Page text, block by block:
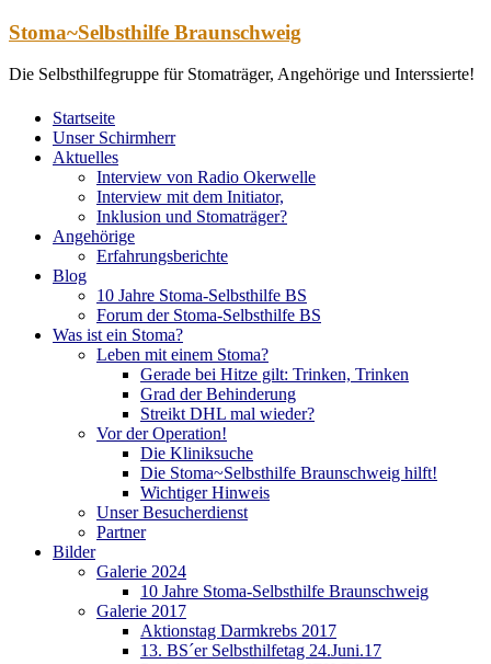
Zum
springen
Stoma~Selbsthilfe Braunschweig
Die Selbsthilfegruppe für Stomaträger, Angehörige und Interssierte!
Startseite
Unser Schirmherr
Aktuelles
Interview von Radio Okerwelle
Interview mit dem Initiator,
Inklusion und Stomaträger?
Angehörige
Erfahrungsberichte
Blog
10 Jahre Stoma-Selbsthilfe BS
Forum der Stoma-Selbsthilfe BS
Was ist ein Stoma?
Leben mit einem Stoma?
Gerade bei Hitze gilt: Trinken, Trinken
Grad der Behinderung
Streikt DHL mal wieder?
Vor der Operation!
Die Kliniksuche
Die Stoma~Selbsthilfe Braunschweig hilft!
Wichtiger Hinweis
Unser Besucherdienst
Partner
Bilder
Galerie 2024
10 Jahre Stoma-Selbsthilfe Braunschweig
Galerie 2017
Aktionstag Darmkrebs 2017
13. BS´er Selbsthilfetag 24.Juni.17